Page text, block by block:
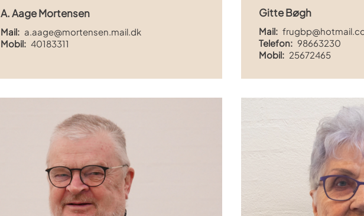
A. Aage Mortensen
Mail: a.aage@mortensen.mail.dk
Mobil: 40183311
Gitte Bøgh
Mail:
Telefon: 98663230
Mobil: 25672465